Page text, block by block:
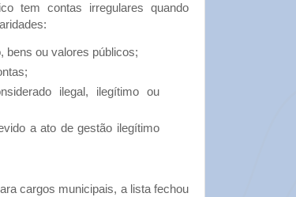
tem contas irregulares quando
bens ou valores públicos;
ilegal, ilegítimo ou
a ato de gestão ilegítimo
cargos municipais, a lista fechou